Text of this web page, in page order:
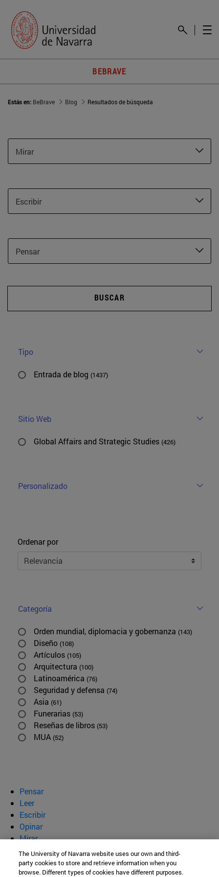
BEBRAVE
Estás en: BeBrave Blog Resultados de búsqueda
Mirar
Escribir
Pensar
BUSCAR
Tipo
Entrada de blog (1437)
Sitio Web
Global Affairs and Strategic Studies (426)
Personalizado
Ordenar
Ordenar por
Categoría
Orden mundial, diplomacia y gobernanza (143)
Diseño (108)
Artículos (105)
Arquitectura (100)
Latinoamérica (76)
Seguridad y defensa (74)
Asia (61)
Funerarias (53)
Reseñas de libros (53)
MUA (52)
Pensar
Leer
Escribir
Opinar
Mirar
Quiénes somos
BeBrave
The University of Navarra website uses our own and third-
party cookies to store and retrieve information when you
browse. Different types of cookies have different purposes.